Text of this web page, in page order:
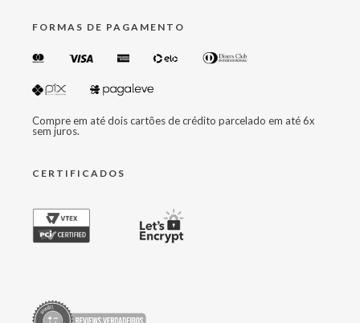
FORMAS DE PAGAMENTO
Compre em até dois cartões de crédito parcelado em até 6x
sem juros.
CERTIFICADOS